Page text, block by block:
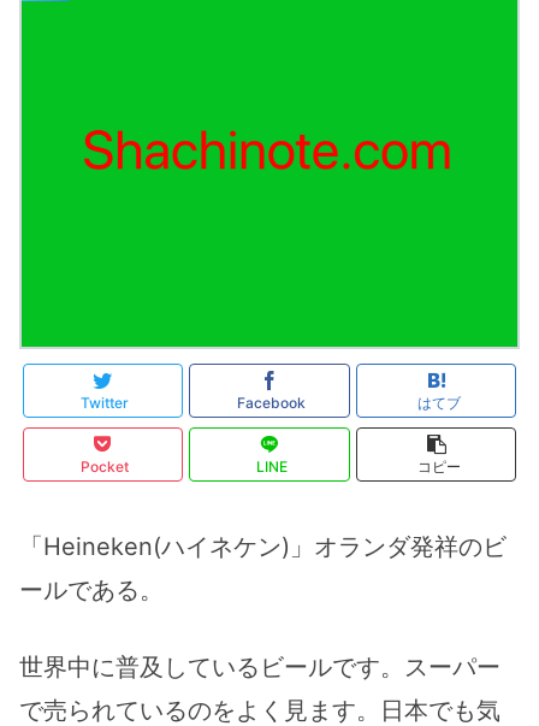
Twitter Facebook はてブ
Pocket LINE コピー
「Heineken(ハイネケン)」オランダ発祥のビ
ールである。
世界中に普及しているビールです。スーパー
で売られているのをよく見ます。日本でも気